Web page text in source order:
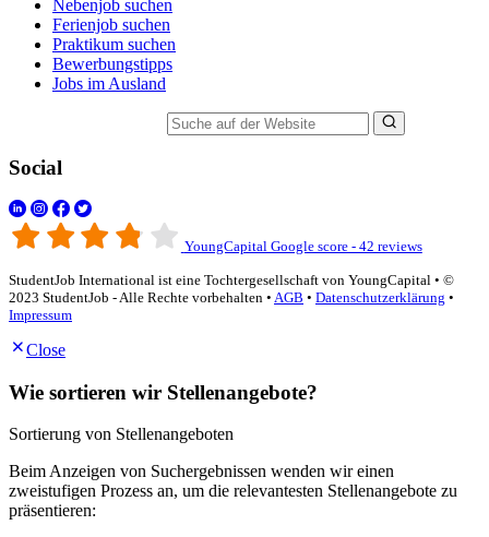
Nebenjob suchen
Ferienjob suchen
Praktikum suchen
Bewerbungstipps
Jobs im Ausland
Social
YoungCapital Google score - 42 reviews
StudentJob International ist eine Tochtergesellschaft von YoungCapital • ©
2023 StudentJob - Alle Rechte vorbehalten • AGB • Datenschutzerklärung •
Impressum
Close
Wie sortieren wir Stellenangebote?
Sortierung von Stellenangeboten
Beim Anzeigen von Suchergebnissen wenden wir einen
zweistufigen Prozess an, um die relevantesten Stellenangebote zu
präsentieren: